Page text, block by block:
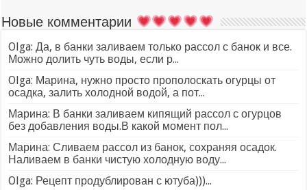
Новые комментарии
Olga: Да, в банки заливаем только рассол с банок и все.
Можно долить чуть воды, если р...
Olga: Марина, нужно просто прополоскать огурцы от
осадка, залить холодной водой, а пот...
Марина: В банки заливаем кипящий рассол с огурцов
без добавления воды.В какой момент пол...
Марина: Сливаем рассол из банок, сохраняя осадок.
Наливаем в банки чистую холодную воду...
Olga: Рецепт продублирован с ютуба)))...